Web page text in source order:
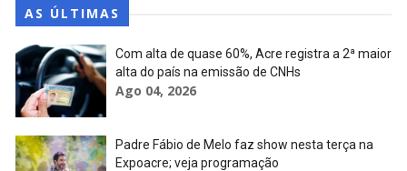
AS ÚLTIMAS
Com alta de quase 60%, Acre registra a 2ª maior
alta do país na emissão de CNHs
Ago 04, 2026
Padre Fábio de Melo faz show nesta terça na
Expoacre; veja programação